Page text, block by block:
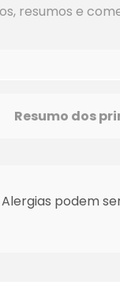
resumos e
Resumo dos
Alergias podem